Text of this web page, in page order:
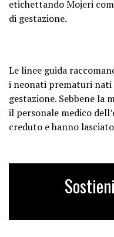
etichettando Mojeri
di gestazione.
Le linee guida
i neonati prematuri nati
gestazione. Sebbene la
il personale medico
creduto e hanno